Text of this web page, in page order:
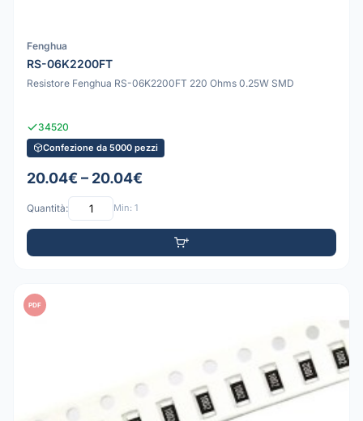
Fenghua
RS-06K2200FT
Resistore Fenghua RS-06K2200FT 220 Ohms 0.25W SMD
34520
Confezione da 5000 pezzi
20.04€ – 20.04€
Quantità: Min: 1
PDF